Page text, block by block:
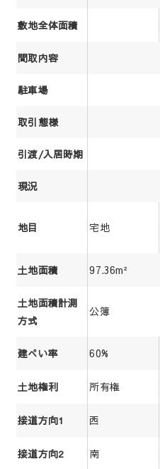
敷地全体面積
間取内容
駐車場
取引態様
引渡/入居時期
現況
地目 宅地
土地面積 97.36m²
土地面積計測
方式
公簿
建ぺい率 60%
土地権利 所有権
接道方向1 西
接道方向2 南